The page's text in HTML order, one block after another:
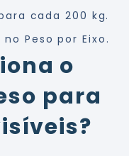
cada 200 kg.
Peso por Eixo.
o
para